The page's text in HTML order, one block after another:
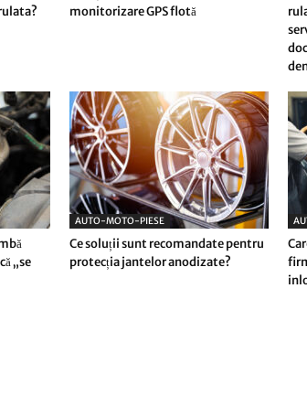
monitorizare GPS flotă
„se
AUTO-MOTO-PIESE
Ce soluții sunt recomandate pentru
protecția jantelor anodizate?